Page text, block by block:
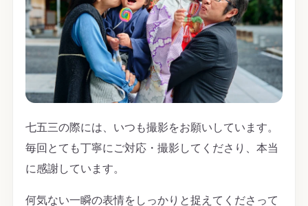
七五三の際には、いつも撮影をお願いしています。
毎回とても丁寧にご対応・撮影してくださり、本当
に感謝しています。
何気ない一瞬の表情をしっかりと捉えてくださって